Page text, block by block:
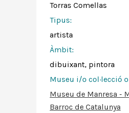
Torras Comellas
Tipus:
artista
Àmbit:
dibuixant, pintora
Museu i/o col·lecció
Museu de Manresa -
Barroc de Catalunya